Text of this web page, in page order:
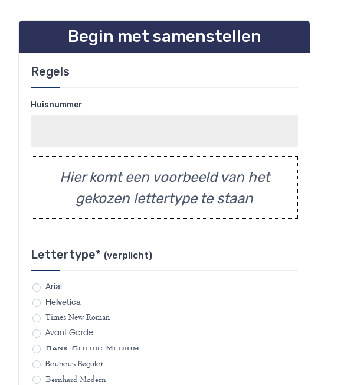
Begin met samenstellen
Regels
Huisnummer
Hier komt een voorbeeld van het
gekozen lettertype te staan
Lettertype* (verplicht)
Arial
Helvetica
Times New Roman
Avant Garde
Bank Gothic Medium
Bauhaus Regular
Bernhard Modern